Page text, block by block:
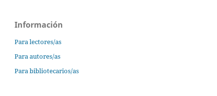
Información
Para lectores/as
Para autores/as
Para bibliotecarios/as